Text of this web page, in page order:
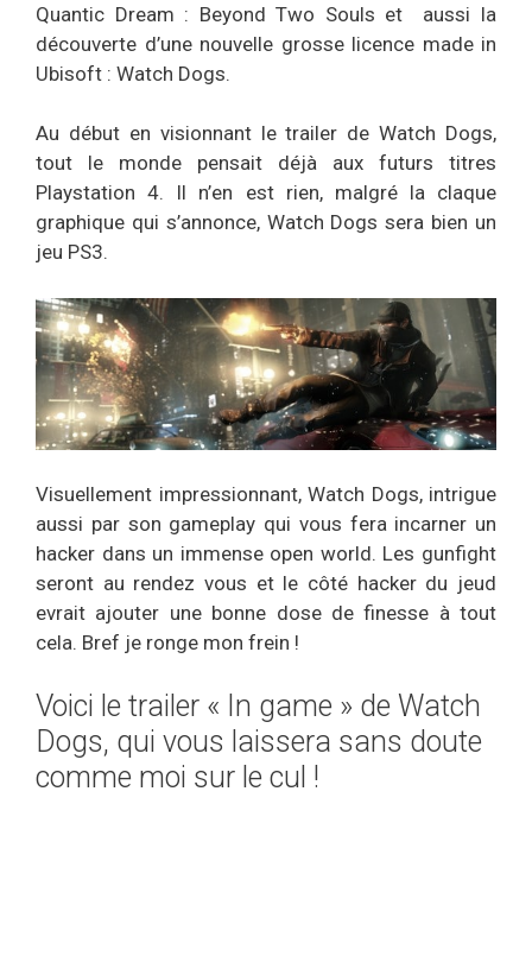
Quantic Dream : Beyond Two Souls et aussi la
découverte d’une nouvelle grosse licence made in
Ubisoft : Watch Dogs.
Au début en visionnant le trailer de Watch Dogs,
tout le monde pensait déjà aux futurs titres
Playstation 4. Il n’en est rien, malgré la claque
graphique qui s’annonce, Watch Dogs sera bien un
jeu PS3.
Visuellement impressionnant, Watch Dogs, intrigue
aussi par son gameplay qui vous fera incarner un
hacker dans un immense open world. Les gunfight
seront au rendez vous et le côté hacker du jeud
evrait ajouter une bonne dose de finesse à tout
cela. Bref je ronge mon frein !
Voici le trailer « In game » de Watch
Dogs, qui vous laissera sans doute
comme moi sur le cul !